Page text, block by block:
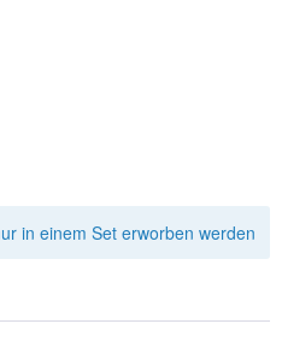
in einem Set erworben werden